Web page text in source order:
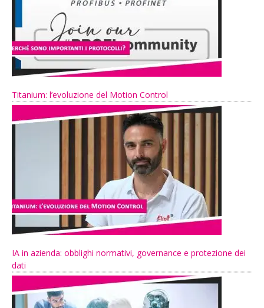
Titanium: l’evoluzione del Motion Control
IA in azienda: obblighi normativi, governance e protezione dei
dati